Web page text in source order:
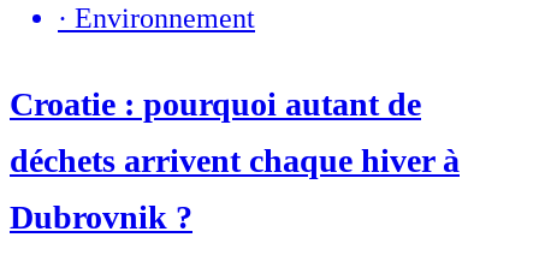
· Environnement
Croatie : pourquoi autant de
déchets arrivent chaque hiver à
Dubrovnik ?